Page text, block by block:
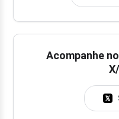
Acompanhe